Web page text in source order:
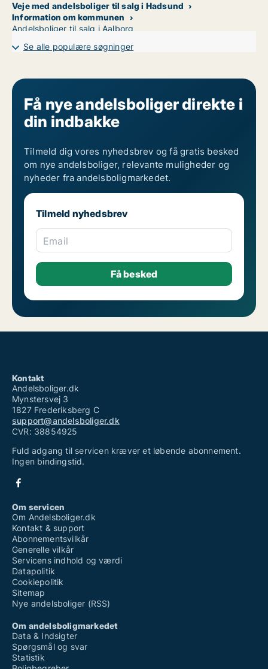
Veje med andelsboliger til salg i Hadsund
Information om kommunen
Andelsboliger til salg i Aalborg
Se alle populære søgninger
Få nye andelsboliger direkte i
din indbakke
Tilmeld dig vores nyhedsbrev og få gratis besked
om nye andelsboliger, relevante muligheder og
nyheder fra andelsboligmarkedet.
Tilmeld nyhedsbrev
Email
Kontakt
Andelsboliger.dk
Mynstersvej 3
1827 Frederiksberg C
support@andelsboliger.dk
CVR: 38854925
Fuld adgang til servicen kræver et løbende abonnement.
Ingen bindingstid.
Om servicen
Om Andelsboliger.dk
Kontakt & support
Abonnementsvilkår
Generelle vilkår
Servicens indhold og værdi
Datapolitik
Cookiepolitik
Sitemap
Nye andelsboliger (RSS)
Om andelsboligmarkedet
Data & Indsigter
Spørgsmål og svar
Statistik